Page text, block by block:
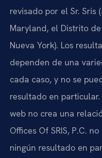
revisado por el Sr. Sris
Maryland, el Distrito
Nueva York). Los
dependen de una
cada caso, y no se
resultado en
web no crea una
Offices Of SRIS, P.C.
ningún resultado en